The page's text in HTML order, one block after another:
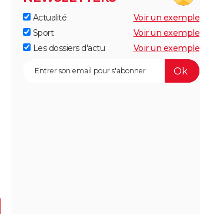
Actualité
Voir un exemple
Sport
Voir un exemple
Les dossiers d'actu
Voir un exemple